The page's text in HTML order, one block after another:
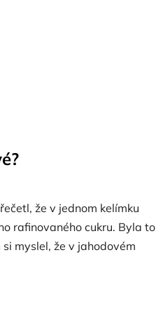
že v jednom kelímku
rafinovaného cukru. Byla to
myslel, že v jahodovém